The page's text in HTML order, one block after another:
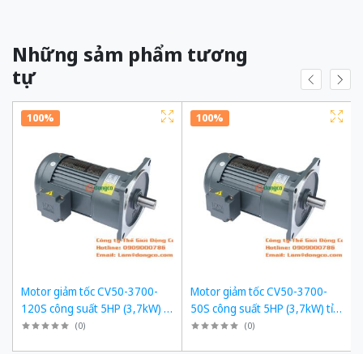
Những sảm phẩm tương
tự
100%
Motor giảm tốc CV50-3700-
120S công suất 5HP (3,7kW) tỉ
số truyền 1/120
(0)
100%
Motor giảm tốc CV50-3700-
50S công suất 5HP (3,7kW) tỉ
số truyền 1/50
(0)